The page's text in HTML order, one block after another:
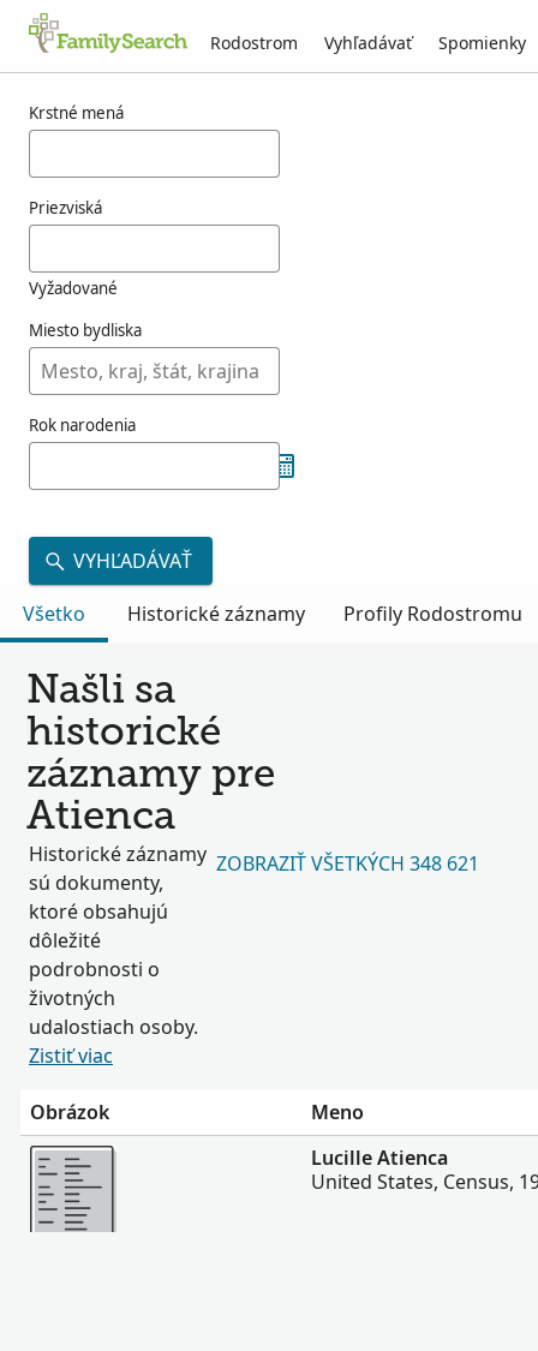
Rodostrom Vyhľadávať Spomienky
Krstné mená
Priezviská
Vyžadované
Miesto bydliska
Rok narodenia
VYHĽADÁVAŤ
Všetko
Historické záznamy Profily Rodostromu
Našli sa
historické
záznamy pre
Atienca
Historické záznamy
sú dokumenty,
ktoré obsahujú
dôležité
podrobnosti o
životných
udalostiach osoby.
Zistiť viac
ZOBRAZIŤ VŠETKÝCH 348 621
Obrázok
Meno
Viac
Lucille Atienca
United States, Census,